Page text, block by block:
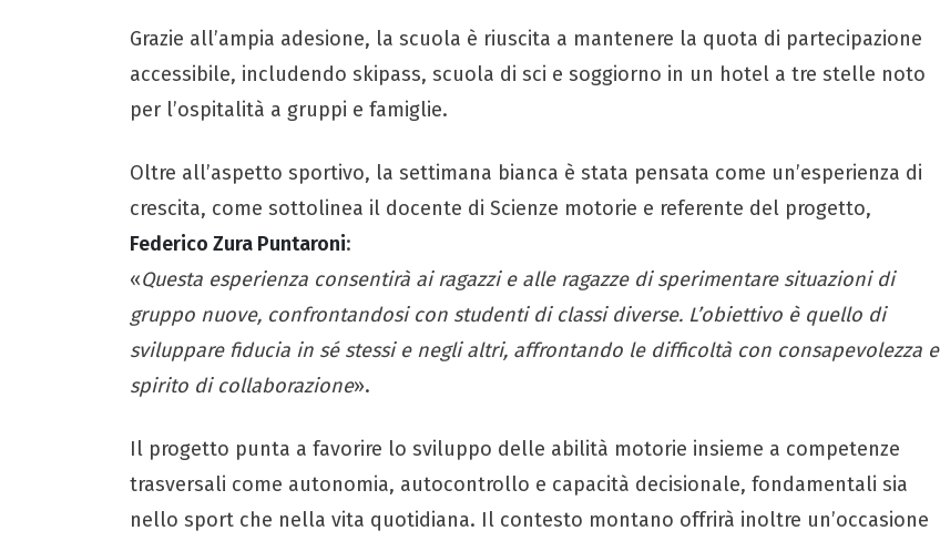
Grazie all’ampia adesione, la scuola è riuscita a mantenere la quota di partecipazione
accessibile, includendo skipass, scuola di sci e soggiorno in un hotel a tre stelle noto
per l’ospitalità a gruppi e famiglie.
Oltre all’aspetto sportivo, la settimana bianca è stata pensata come un’esperienza di
crescita, come sottolinea il docente di Scienze motorie e referente del progetto,
Federico Zura Puntaroni:
«Questa esperienza consentirà ai ragazzi e alle ragazze di sperimentare situazioni di
gruppo nuove, confrontandosi con studenti di classi diverse. L’obiettivo è quello di
sviluppare fiducia in sé stessi e negli altri, affrontando le difficoltà con consapevolezza e
spirito di collaborazione».
Il progetto punta a favorire lo sviluppo delle abilità motorie insieme a competenze
trasversali come autonomia, autocontrollo e capacità decisionale, fondamentali sia
nello sport che nella vita quotidiana. Il contesto montano offrirà inoltre un’occasione